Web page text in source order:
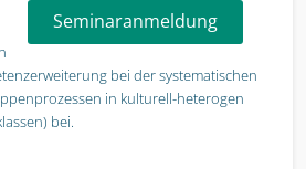
Seminaranmeldung
bei der systematischen
in kulturell-heterogen
bei.